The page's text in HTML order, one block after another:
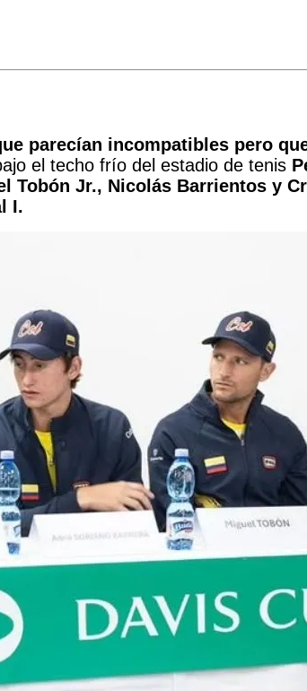
parecían incompatibles pero
el techo frío del estadio de tenis
Tobón Jr., Nicolás Barrientos y
I.